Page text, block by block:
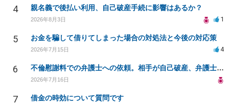
4 親名義で後払い利用、自己破産手続に影響はあるか？
2026年8月3日 1
5 お金を騙して借りてしまった場合の対処法と今後の対応策
2026年7月15日 4
6 不倫慰謝料での弁護士への依頼。相手が自己破産、弁護士との契約範囲は？
2026年7月16日
7 借金の時効について質問です